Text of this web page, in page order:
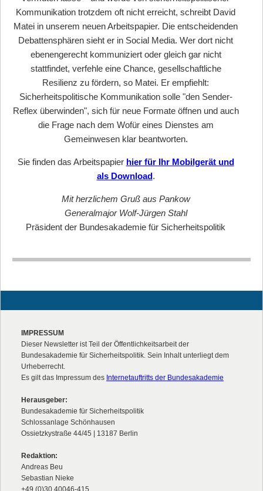
Kommunikation trotzdem oft nicht erreicht, schreibt David
Matei in unserem neuen Arbeitspapier. Die entscheidenden
Debattensphären sieht er in Social Media. Wer dort nicht
ebenengerecht kommuniziert oder gleich gar nicht
stattfindet, verfehle eine Chance, gesellschaftliche
Resilienz zu fördern, so Matei. Er empfiehlt:
Sicherheitspolitische Kommunikation solle "den Sender-
Reflex überwinden", sich für neue Formate öffnen und auch
die Frage nach dem Wofür eines Dienstes am
Gemeinwesen klar beantworten.
Sie finden das Arbeitspapier hier für Ihr Mobilgerät und
als Download.
Mit herzlichem Gruß aus Pankow
Generalmajor Wolf-Jürgen Stahl
Präsident der Bundesakademie für Sicherheitspolitik
IMPRESSUM
Dieser Newsletter ist Teil der Öffentlichkeitsarbeit der
Bundesakademie für Sicherheitspolitik. Sein Inhalt unterliegt dem
Urheberrecht.
Es gilt das Impressum des Internetauftritts der Bundesakademie
Herausgeber:
Bundesakademie für Sicherheitspolitik
Schlossanlage Schönhausen
Ossietzkystraße 44/45 | 13187 Berlin
Redaktion:
Andreas Beu
Sebastian Nieke
+49 (0)30 40046-415